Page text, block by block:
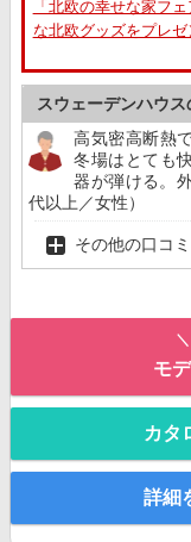
「北欧の幸せな家フ
な北欧グッズをプレゼ
スウェーデンハウス
高気密高断熱
冬場はとても
器が弾ける。
代以上／女性）
その他の口コ
モ
カタ
詳細